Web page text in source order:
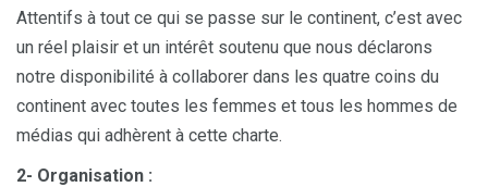
Attentifs à tout ce qui se passe sur le continent, c’est avec
un réel plaisir et un intérêt soutenu que nous déclarons
notre disponibilité à collaborer dans les quatre coins du
continent avec toutes les femmes et tous les hommes de
médias qui adhèrent à cette charte.
2- Organisation :